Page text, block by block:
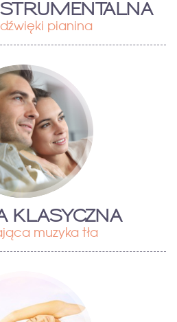
pianina
KLASYCZNA
muzyka tła